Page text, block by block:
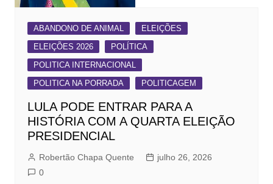
ABANDONO DE ANIMAL
ELEIÇÕES
ELEIÇÕES 2026
POLÍTICA
POLITICA INTERNACIONAL
POLITICA NA PORRADA
POLITICAGEM
LULA PODE ENTRAR PARA A
HISTÓRIA COM A QUARTA ELEIÇÃO
PRESIDENCIAL
Robertão Chapa Quente
julho 26, 2026
0